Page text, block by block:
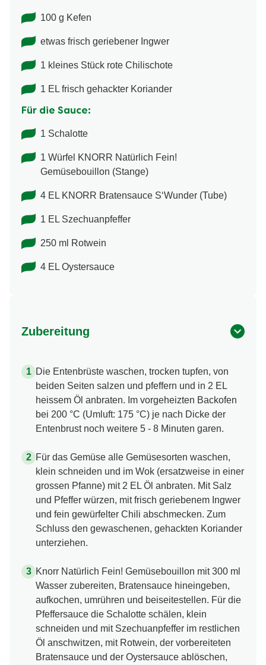
100 g Kefen
etwas frisch geriebener Ingwer
1 kleines Stück rote Chilischote
1 EL frisch gehackter Koriander
Für die Sauce:
1 Schalotte
1 Würfel KNORR Natürlich Fein!
Gemüsebouillon (Stange)
4 EL KNORR Bratensauce S‘Wunder (Tube)
1 EL Szechuanpfeffer
250 ml Rotwein
4 EL Oystersauce
Zubereitung
Die Entenbrüste waschen, trocken tupfen, von
beiden Seiten salzen und pfeffern und in 2 EL
heissem Öl anbraten. Im vorgeheizten Backofen
bei 200 °C (Umluft: 175 °C) je nach Dicke der
Entenbrust noch weitere 5 - 8 Minuten garen.
Für das Gemüse alle Gemüsesorten waschen,
klein schneiden und im Wok (ersatzweise in einer
grossen Pfanne) mit 2 EL Öl anbraten. Mit Salz
und Pfeffer würzen, mit frisch geriebenem Ingwer
und fein gewürfelter Chili abschmecken. Zum
Schluss den gewaschenen, gehackten Koriander
unterziehen.
Knorr Natürlich Fein! Gemüsebouillon mit 300 ml
Wasser zubereiten, Bratensauce hineingeben,
aufkochen, umrühren und beiseitestellen. Für die
Pfeffersauce die Schalotte schälen, klein
schneiden und mit Szechuanpfeffer im restlichen
Öl anschwitzen, mit Rotwein, der vorbereiteten
Bratensauce und der Oystersauce ablöschen,